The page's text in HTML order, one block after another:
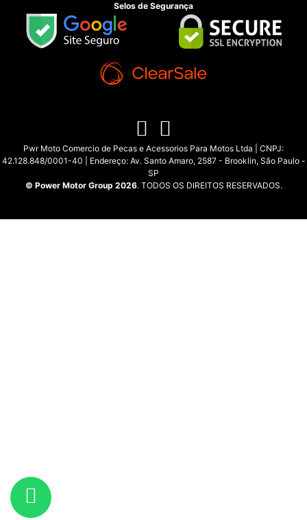
Selos de Segurança
Pwr Moto Comercio de Pecas e Acessorios Para Motos Ltda | CNPJ:
42.128.848/0001-40 | Endereço: Av. Santo Amaro, 2587 - Brooklin, São Paulo -
SP
© Power Motor Group 2026. TODOS OS DIREITOS RESERVADOS.